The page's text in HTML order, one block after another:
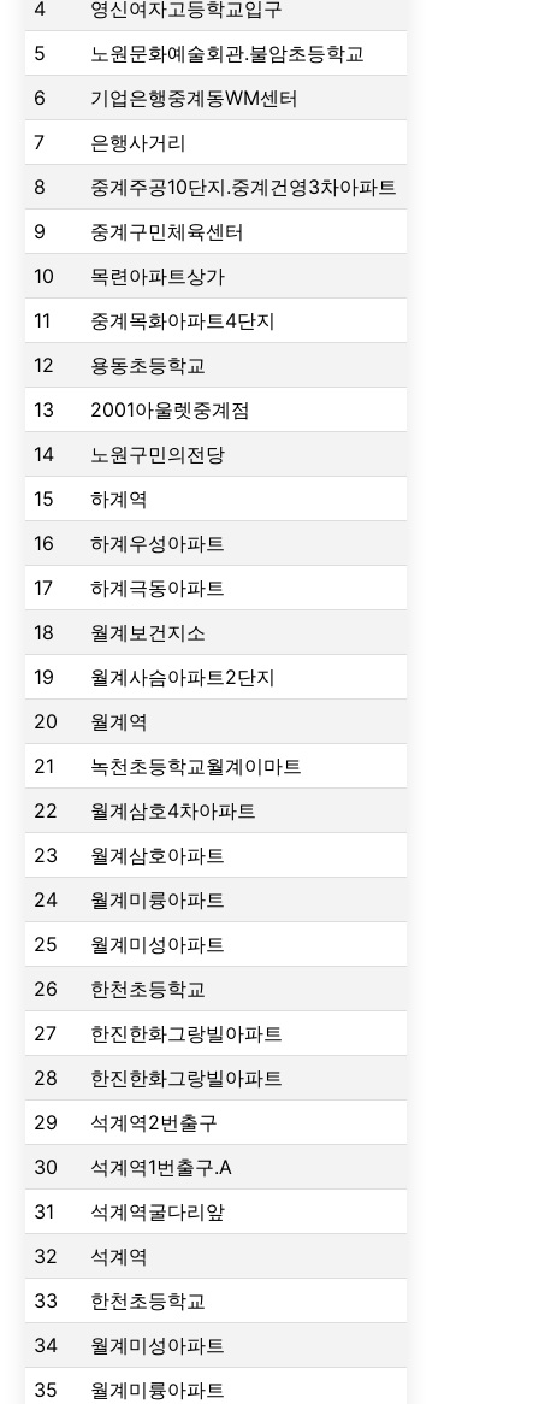
4
영신여자고등학교입구
5
노원문화예술회관.불암초등학교
6
기업은행중계동WM센터
7
은행사거리
8
중계주공10단지.중계건영3차아파트
9
중계구민체육센터
10
목련아파트상가
11
중계목화아파트4단지
12
용동초등학교
13
2001아울렛중계점
14
노원구민의전당
15
하계역
16
하계우성아파트
17
하계극동아파트
18
월계보건지소
19
월계사슴아파트2단지
20
월계역
21
녹천초등학교월계이마트
22
월계삼호4차아파트
23
월계삼호아파트
24
월계미륭아파트
25
월계미성아파트
26
한천초등학교
27
한진한화그랑빌아파트
28
한진한화그랑빌아파트
29
석계역2번출구
30
석계역1번출구.A
31
석계역굴다리앞
32
석계역
33
한천초등학교
34
월계미성아파트
35
월계미륭아파트